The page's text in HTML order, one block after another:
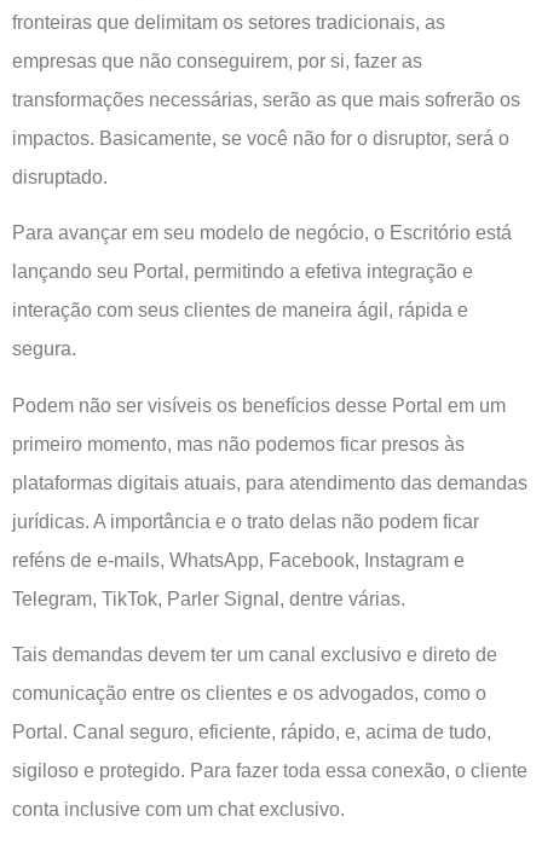
fronteiras que delimitam os setores tradicionais, as
empresas que não conseguirem, por si, fazer as
transformações necessárias, serão as que mais sofrerão os
impactos. Basicamente, se você não for o disruptor, será o
disruptado.
Para avançar em seu modelo de negócio, o Escritório está
lançando seu Portal, permitindo a efetiva integração e
interação com seus clientes de maneira ágil, rápida e
segura.
Podem não ser visíveis os benefícios desse Portal em um
primeiro momento, mas não podemos ficar presos às
plataformas digitais atuais, para atendimento das demandas
jurídicas. A importância e o trato delas não podem ficar
reféns de e-mails, WhatsApp, Facebook, Instagram e
Telegram, TikTok, Parler Signal, dentre várias.
Tais demandas devem ter um canal exclusivo e direto de
comunicação entre os clientes e os advogados, como o
Portal. Canal seguro, eficiente, rápido, e, acima de tudo,
sigiloso e protegido. Para fazer toda essa conexão, o cliente
conta inclusive com um chat exclusivo.